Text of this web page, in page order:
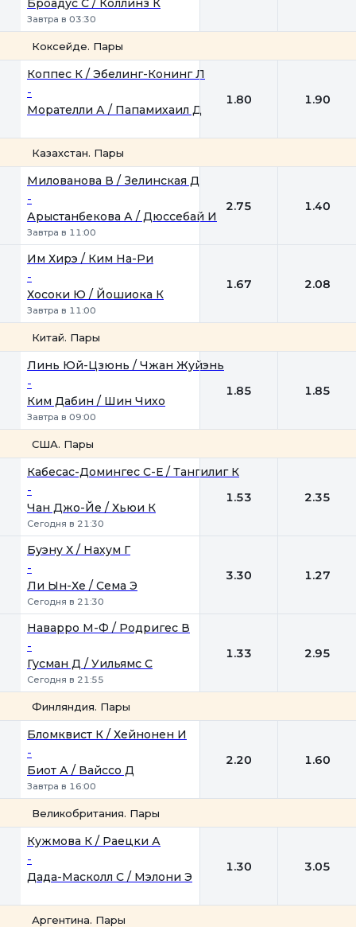
Броадус С / Коллинз К
Завтра в 03:30
Коксейде. Пары
Коппес К / Эбелинг-Конинг Л
-
Морателли А / Папамихаил Д
1.80 1.90
Казахстан. Пары
Милованова В / Зелинская Д
-
Арыстанбекова А / Дюссебай И
Завтра в 11:00
2.75 1.40
Им Хирэ / Ким На-Ри
-
Хосоки Ю / Йошиока К
Завтра в 11:00
1.67 2.08
Китай. Пары
Линь Юй-Цзюнь / Чжан Жуйэнь
-
Ким Дабин / Шин Чихо
Завтра в 09:00
1.85 1.85
США. Пары
1
Кабесас-Домингес С-Е / Тангилиг К
-
Чан Джо-Йе / Хьюи К
Сегодня в 21:30
1.53 2.35
Буэну Х / Нахум Г
-
Ли Ын-Хе / Сема Э
Сегодня в 21:30
3.30 1.27
Наварро М-Ф / Родригес В
-
Гусман Д / Уильямс С
Сегодня в 21:55
1.33 2.95
Финляндия. Пары
Бломквист К / Хейнонен И
-
Биот А / Вайссо Д
Завтра в 16:00
2.20 1.60
Великобритания. Пары
Кужмова К / Раецки А
-
Дада-Масколл С / Мэлони Э
1.30 3.05
Аргентина. Пары